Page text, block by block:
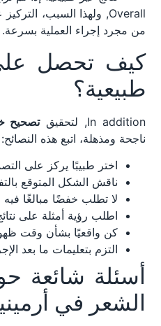
Overall, ولهذا السبب، التركيز على
من مجرد إجراء العملية بسرعة.
كيف تحصل
طبيعية؟
In addition, لتحقيق تصحيح
ناجحة ومذهلة، اتبع هذه النصائح:
اختر طبيبًا يركز على
ناقش الشكل المتوقع
لا تطلب خفضًا مبالغًا
اطلب رؤية أمثلة على
كن واقعيًا بشأن وقت
التزم بتعليمات ما بعد
أسئلة شائعة
الشعر في